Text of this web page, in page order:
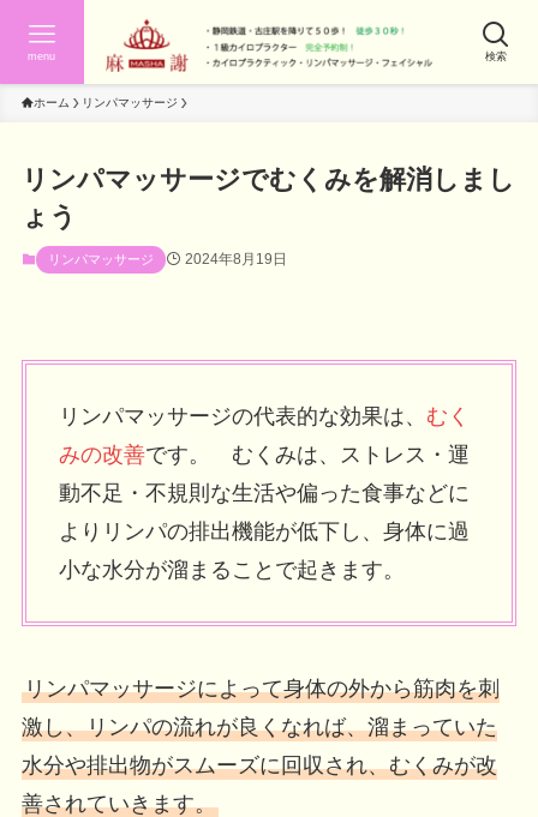
検索
menu
ホーム リンパマッサージ
リンパマッサージでむくみを解消しまし
ょう
リンパマッサージ 2024年8月19日
リンパマッサージの代表的な効果は、 むく
みの改善です。 むくみは、ストレス・運
動不足・不規則な生活や偏った食事などに
よりリンパの排出機能が低下し、身体に過
小な水分が溜まることで起きます。
リンパマッサージによって身体の外から筋肉を刺
激し、リンパの流れが良くなれば、溜まっていた
水分や排出物がスムーズに回収され、むくみが改
善されていきます。